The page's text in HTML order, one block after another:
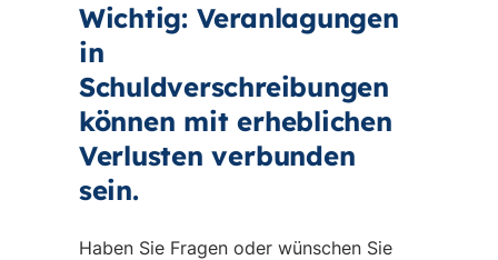
Wichtig: Veranlagungen
in
Schuldverschreibungen
können mit erheblichen
Verlusten verbunden
sein.
Haben Sie Fragen oder wünschen Sie